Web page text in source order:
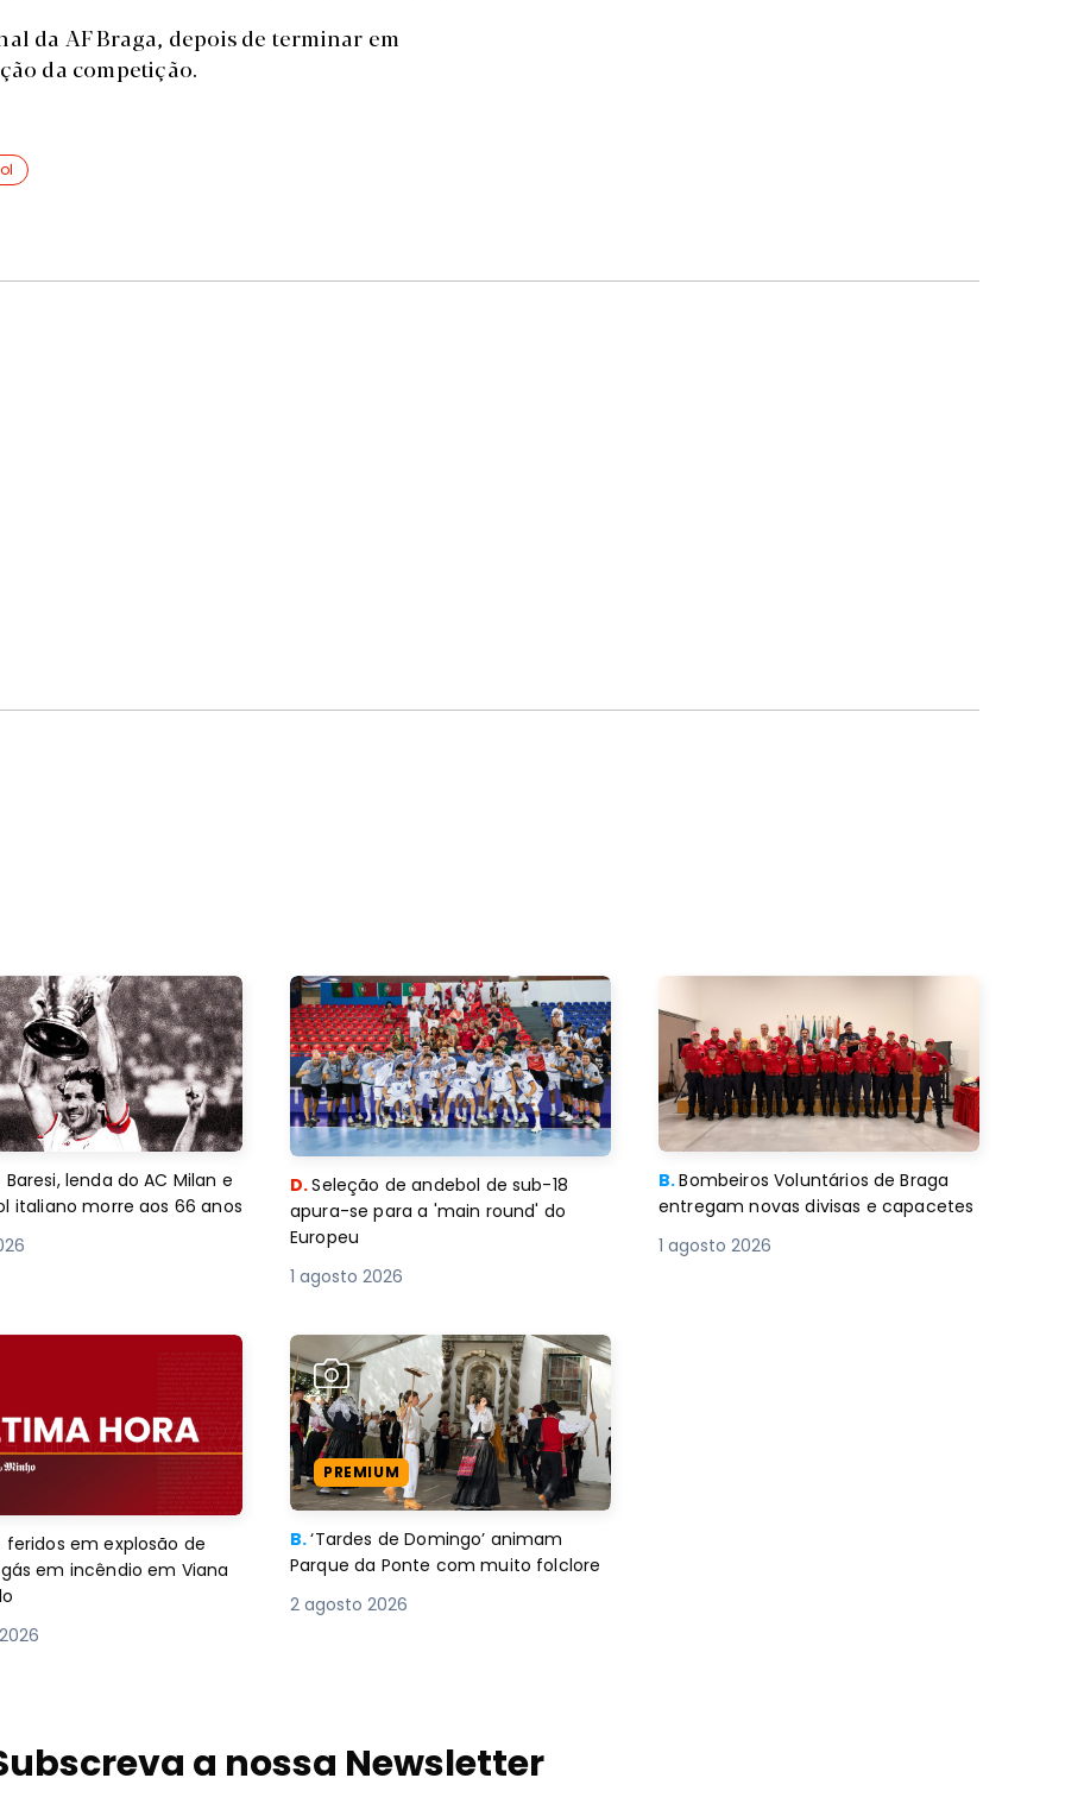
da AF Braga, depois de terminar em
da competição.
Baresi, lenda do AC Milan e
italiano morre aos 66 anos
D.Seleção de andebol de sub-18
apura-se para a 'main round' do
Europeu
1 agosto 2026
B.Bombeiros Voluntários de Braga
entregam novas divisas e capacetes
1 agosto 2026
feridos em explosão de
em incêndio em Viana
PREMIUM
B.‘Tardes de Domingo’ animam
Parque da Ponte com muito folclore
2 agosto 2026
a nossa Newsletter